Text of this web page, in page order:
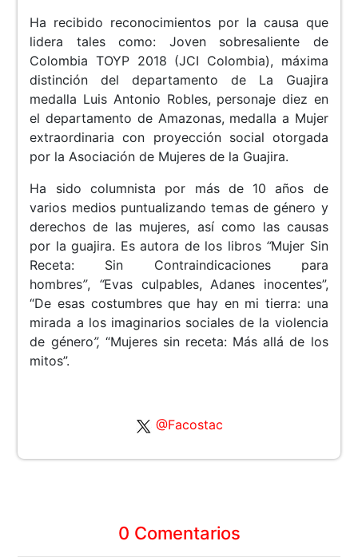
Ha recibido reconocimientos por la causa que
lidera tales como: Joven sobresaliente de
Colombia TOYP 2018 (JCI Colombia), máxima
distinción del departamento de La Guajira
medalla Luis Antonio Robles, personaje diez en
el departamento de Amazonas, medalla a Mujer
extraordinaria con proyección social otorgada
por la Asociación de Mujeres de la Guajira.
Ha sido columnista por más de 10 años de
varios medios puntualizando temas de género y
derechos de las mujeres, así como las causas
por la guajira. Es autora de los libros “Mujer Sin
Receta: Sin Contraindicaciones para
hombres”, “Evas culpables, Adanes inocentes”,
“De esas costumbres que hay en mi tierra: una
mirada a los imaginarios sociales de la violencia
de género”, “Mujeres sin receta: Más allá de los
mitos”.
@Facostac
0 Comentarios